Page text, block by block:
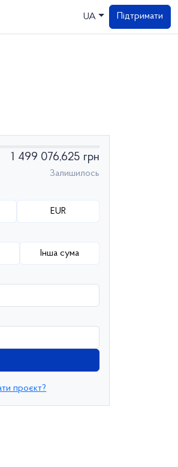
UA Підтримати
1 499 076,625 грн
Залишилось
EUR
Інша сума
проєкт?